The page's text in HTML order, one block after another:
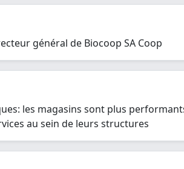
général de Biocoop SA Coop
les magasins sont plus
au sein de leurs structures